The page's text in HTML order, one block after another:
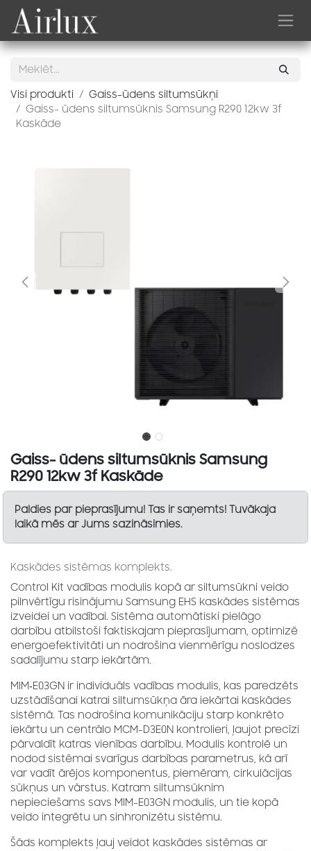
Skip to Content
Visi produkti
Gaiss-ūdens siltumsūkņi
Gaiss- ūdens siltumsūknis Samsung R290 12kw 3f
Kaskāde
Gaiss- ūdens siltumsūknis Samsung
R290 12kw 3f Kaskāde
Paldies par pieprasījumu! Tas ir saņemts! Tuvākaja
laikā mēs ar Jums sazināsimies.
Kaskādes sistēmas komplekts.
Control Kit vadības modulis kopā ar siltumsūkni veido
pilnvērtīgu risinājumu Samsung EHS kaskādes sistēmas
izveidei un vadībai. Sistēma automātiski pielāgo
darbību atbilstoši faktiskajam pieprasījumam, optimizē
energoefektivitāti un nodrošina vienmērīgu noslodzes
sadalījumu starp iekārtām.
MIM‑E03GN ir individuāls vadības modulis, kas paredzēts
uzstādīšanai katrai siltumsūkņa āra iekārtai kaskādes
sistēmā. Tas nodrošina komunikāciju starp konkrēto
iekārtu un centrālo MCM-D3E0N kontrolieri, ļaujot precīzi
pārvaldīt katras vienības darbību. Modulis kontrolē un
nodod sistēmai svarīgus darbības parametrus, kā arī
var vadīt ārējos komponentus, piemēram, cirkulācijas
sūkņus un vārstus. Katram siltumsūknim
nepieciešams savs MIM-E03GN modulis, un tie kopā
veido integrētu un sinhronizētu sistēmu.
Šāds komplekts ļauj veidot kaskādes sistēmas ar